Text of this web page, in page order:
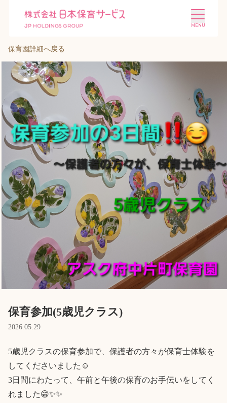
施設を探す 選ばれる理由
会社概要 ニュース
投資家情報 採用情報
Language
ホーム
利用者の声
プライバシーポリシー
保育園詳細へ戻る
保育参加(5歳児クラス)
2026.05.29
5歳児クラスの保育参加で、保護者の方々が保育士体験を
してくださいました☺️
3日間にわたって、午前と午後の保育のお手伝いをしてく
れました😁✨✨